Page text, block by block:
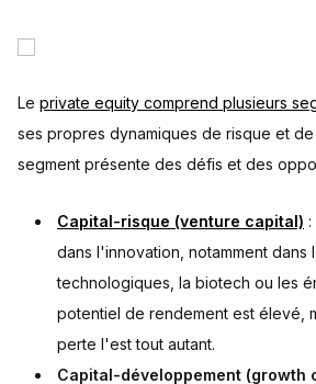
Le private equity comprend plusieurs
ses propres dynamiques de risque et
segment présente des défis et des
Capital-risque (venture capital)
dans l'innovation, notamment dans
technologiques, la biotech ou les
potentiel de rendement est élevé,
perte l'est tout autant.
Capital-développement (growth